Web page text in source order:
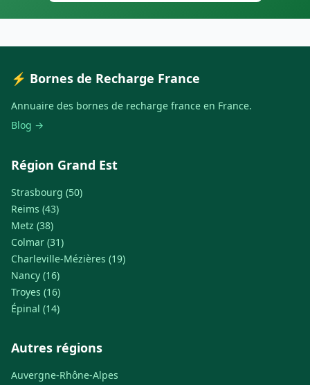
⚡ Bornes de Recharge France
Annuaire des bornes de recharge france en France.
Blog →
Région Grand Est
Strasbourg (50)
Reims (43)
Metz (38)
Colmar (31)
Charleville-Mézières (19)
Nancy (16)
Troyes (16)
Épinal (14)
Autres régions
Auvergne-Rhône-Alpes